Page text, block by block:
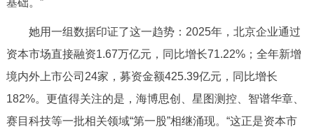
基础。”
她用一组数据印证了这一趋势：2025年，北京企业通过
资本市场直接融资1.67万亿元，同比增长71.22%；全年新增
境内外上市公司24家，募资金额425.39亿元，同比增长
182%。更值得关注的是，海博思创、星图测控、智谱华章、
赛目科技等一批相关领域“第一股”相继涌现。“这正是资本市